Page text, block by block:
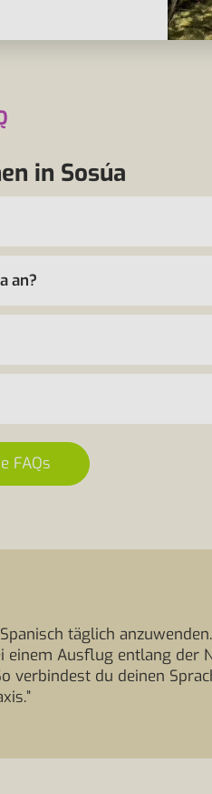
in Sosúa
an?
FAQs
täglich
einem Ausflug entlang der
verbindest du deinen